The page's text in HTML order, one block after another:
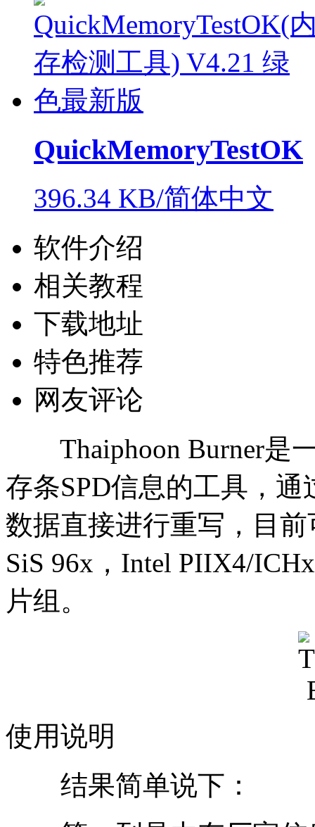
QuickMemoryTestOK
396.34 KB/简体中文
软件介绍
相关教程
下载地址
特色推荐
网友评论
Thaiphoon Burner是
存条SPD信息的工具，
数据直接进行重写，目前
SiS 96x，Intel PIIX4/
片组。
使用说明
结果简单说下：